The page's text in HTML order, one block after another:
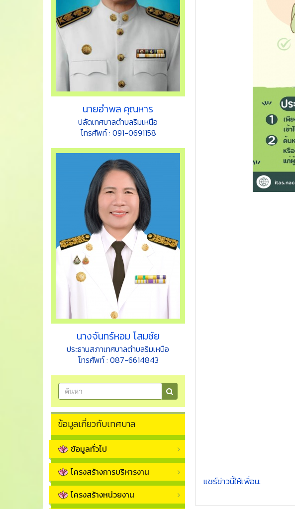
นายอำพล คุณหาร
ปลัดเทศบาลตำบลริมเหนือ
โทรศัพท์ : 091-0691158
นางจันทร์หอม โสมชัย
ประธานสภาเทศบาลตำบลริมเหนือ
โทรศัพท์ : 087-6614843
ข้อมูลเกี่ยวกับเทศบาล
ข้อมูลทั่วไป
โครงสร้างการบริหารงาน
โครงสร้างหน่วยงาน
แชร์ข่าวนี้ให้เพื่อน: